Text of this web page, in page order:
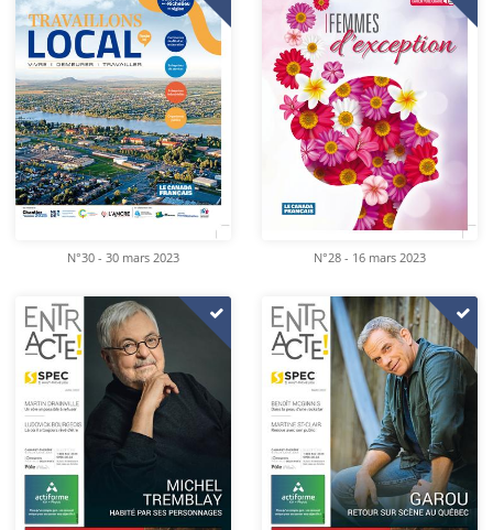
N°30 - 30 mars 2023 N°28 - 16 mars 2023